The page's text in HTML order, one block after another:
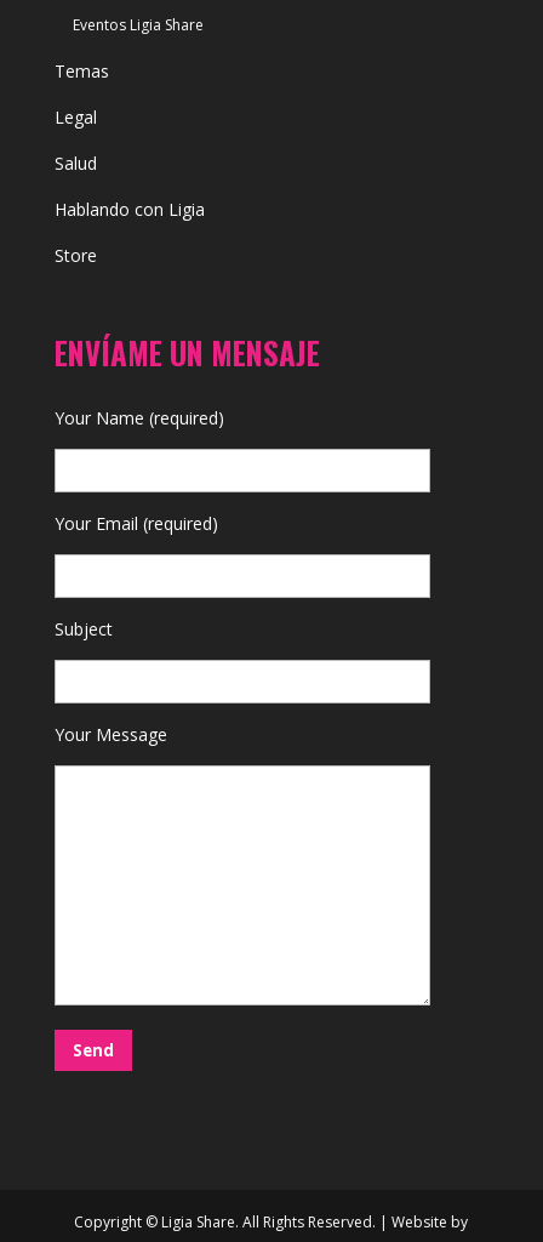
Eventos Ligia Share
Temas
Legal
Salud
Hablando con Ligia
Store
ENVÍAME UN MENSAJE
Your Name (required)
Your Email (required)
Subject
Your Message
Copyright © Ligia Share. All Rights Reserved. | Website by